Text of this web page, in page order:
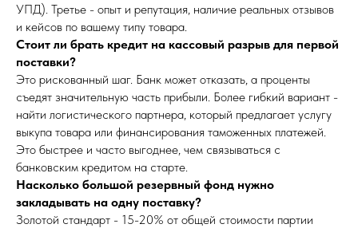
УПД). Третье - опыт и репутация, наличие реальных отзывов
и кейсов по вашему типу товара.
Стоит ли брать кредит на кассовый разрыв для первой
поставки?
Это рискованный шаг. Банк может отказать, а проценты
съедят значительную часть прибыли. Более гибкий вариант -
найти логистического партнера, который предлагает услугу
выкупа товара или финансирования таможенных платежей.
Это быстрее и часто выгоднее, чем связываться с
банковским кредитом на старте.
Насколько большой резервный фонд нужно
закладывать на одну поставку?
Золотой стандарт - 15-20% от общей стоимости партии